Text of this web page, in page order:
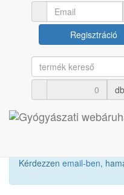
Regisztráció
Ápolási termékek
8,5 cm (9-
Cikkszám:
Kérdezzen email-ben,